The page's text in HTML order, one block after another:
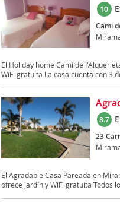
10
Cami
El Holiday home Cami de
WiFi gratuita La casa cuenta con 3
8.7
23
El Agradable Casa Pareada en
ofrece jardín y WiFi gratuita Todos